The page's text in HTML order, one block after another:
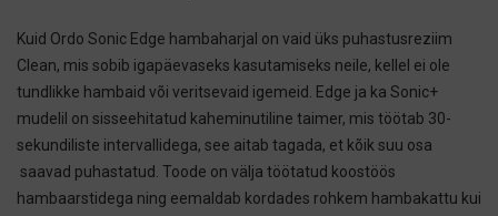
Kuid Ordo Sonic Edge hambaharjal on vaid üks puhastusreziim
Clean, mis sobib igapäevaseks kasutamiseks neile, kellel ei ole
tundlikke hambaid või veritsevaid igemeid. Edge ja ka Sonic+
mudelil on sisseehitatud kaheminutiline taimer, mis töötab 30-
sekundiliste intervallidega, see aitab tagada, et kõik suu osa
saavad puhastatud. Toode on välja töötatud koostöös
hambaarstidega ning eemaldab kordades rohkem hambakattu kui